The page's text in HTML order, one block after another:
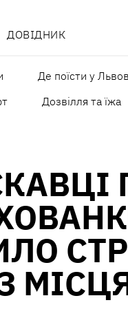
ДОВІДНИК
Де поїсти у
Дозвілля та їжа